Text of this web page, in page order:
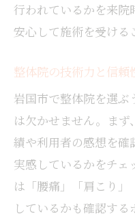
行われているかを来院
安心して施術を受ける
整体院の技術力と信頼
岩国市で整体院を選
は欠かせません。ま
績や利用者の感想を確
実感しているかをチェ
は「腰痛」「肩こり
しているかも確認する